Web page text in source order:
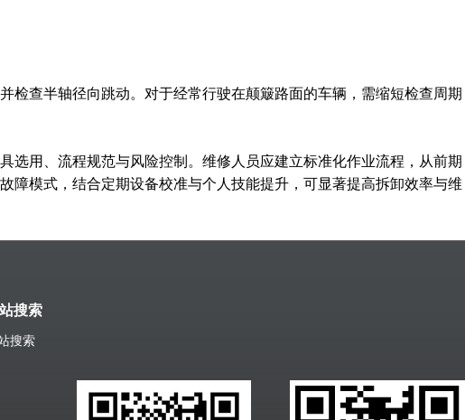
检查半轴径向跳动。对于经常行驶在颠簸路面的车辆，需缩短检查周期
选用、流程规范与风险控制。维修人员应建立标准化作业流程，从前期
障模式，结合定期设备校准与个人技能提升，可显著提高拆卸效率与维
搜索
搜索